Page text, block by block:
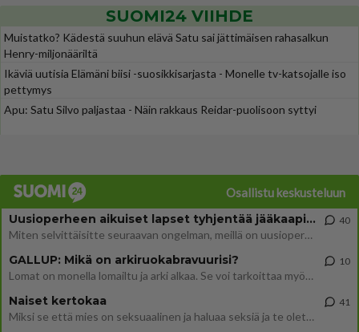
SUOMI24 VIIHDE
Muistatko? Kädestä suuhun elävä Satu sai jättimäisen rahasalkun
Henry-miljonääriltä
Ikäviä uutisia Elämäni biisi -suosikkisarjasta - Monelle tv-katsojalle iso
pettymys
Apu: Satu Silvo paljastaa - Näin rakkaus Reidar-puolisoon syttyi
Osallistu keskusteluun
Uusioperheen aikuiset lapset tyhjentää jääkaapin käydessään
Miten selvittäisitte seuraavan ongelman, meillä on uusioperhe, minulla teini-ikäiset lapset ja puolisolla aikuiset, jotk
40
GALLUP: Mikä on arkiruokabravuurisi?
Lomat on monella lomailtu ja arki alkaa. Se voi tarkoittaa myös sitä, että grillailut on grillattu ja palataan arjen ruo
10
Naiset kertokaa
Miksi se että mies on seksuaalinen ja haluaa seksiä ja te olette hänen mielestänne haluttava on vastenmielistä? Mikä sii
41